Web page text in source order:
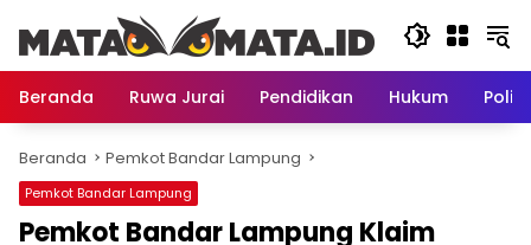
konten
Beranda
Ruwa Jurai Pendidikan Hukum
Beranda Pemkot Bandar Lampung
Pemkot Bandar Lampung
Pemkot Bandar Lampung Klaim